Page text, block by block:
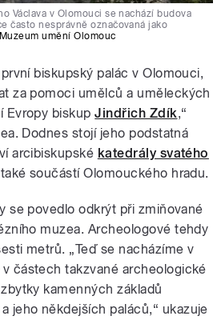
Václava v Olomouci se nachází budova
často nesprávně označovaná jako
Muzeum umění Olomouc
biskupský palác v Olomouci,
za pomoci umělců a uměleckých
Evropy biskupJindřich Zdík,“
Dodnes stojí jeho podstatná
arcibiskupské katedrály svatého
součástí Olomouckého hradu.
se povedlo odkrýt při zmiňované
muzea. Archeologové tehdy
metrů. „Teď se nacházíme v
částech takzvané archeologické
kamenných základů
a jeho někdejších paláců,“ ukazuje